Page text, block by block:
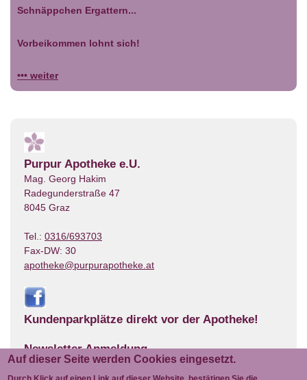
Purpur Apotheke e.U.
Mag. Georg Hakim
Radegunderstraße 47
8045 Graz
Tel.: 0316/693703
Fax-DW: 30
apotheke@purpurapotheke.at
Kundenparkplätze direkt vor der Apotheke!
Newsletter Anmeldung
Newsletter Abmeldung
Schnäppchen Ergattern...
Vorbeikommen lohnt sich!
••• weiter
Auf dieser Seite werden Cookies eingesetzt.